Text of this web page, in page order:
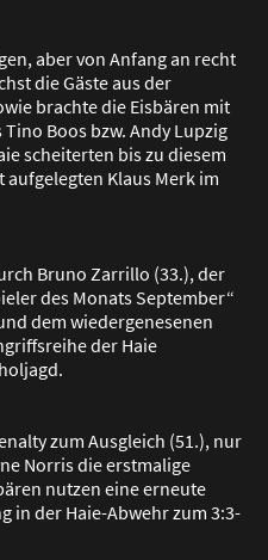
aber von Anfang an recht
die Gäste aus der
brachte die Eisbären mit
Boos bzw. Andy Lupzig
scheiterten bis zu diesem
Klaus Merk im
Bruno Zarrillo (33.), der
des Monats September“
dem wiedergenesenen
der Haie
zum Ausgleich (51.), nur
Norris die erstmalige
nutzen eine erneute
in der Haie-Abwehr zum 3:3-